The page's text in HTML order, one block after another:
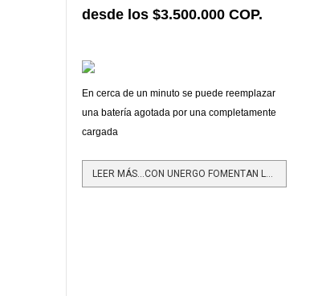
desde los $3.500.000 COP.
En cerca de un minuto se puede reemplazar
una batería agotada por una completamente
cargada
LEER MÁS…CON UNERGO FOMENTAN LA MOVILIDAD SOSTENIBLE EN EL VALLE DE ABURRÁ